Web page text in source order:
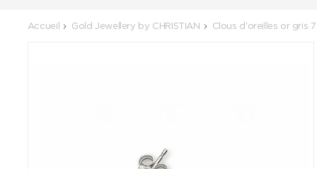
Accueil Gold Jewellery by CHRISTIAN Clous d'oreilles or gris